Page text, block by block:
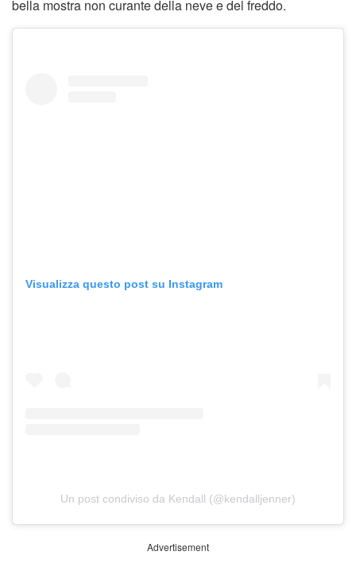
bella mostra non curante della neve e del freddo.
Visualizza questo post su Instagram
Un post condiviso da Kendall (@kendalljenner)
Advertisement